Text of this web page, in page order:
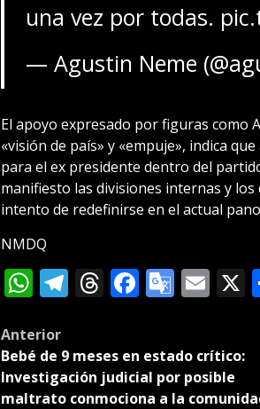
una vez por todas.
— Agustin Neme
El apoyo expresado por figuras como
«visión de país» y «empuje», indica
para el ex presidente dentro del
manifiesto las divisiones internas y
intento de redefinirse en el actual
NMDQ
WhatsApp
Telegram
Threads X
Post
navigation
Anterior
Bebé de 9 meses en estado crítico:
Investigación judicial por posible
maltrato conmociona a la